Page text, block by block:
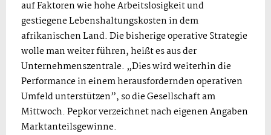
auf Faktoren wie hohe Arbeitslosigkeit und
gestiegene Lebenshaltungskosten in dem
afrikanischen Land. Die bisherige operative Strategie
wolle man weiter führen, heißt es aus der
Unternehmenszentrale. „Dies wird weiterhin die
Performance in einem herausfordernden operativen
Umfeld unterstützen”, so die Gesellschaft am
Mittwoch. Pepkor verzeichnet nach eigenen Angaben
Marktanteilsgewinne.